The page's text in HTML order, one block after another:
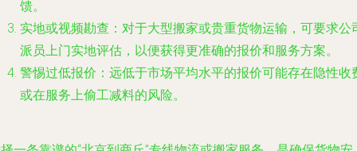
馈。
实地或视频勘查 ：对于大型搬家或贵重货物运输，可要求公
派员上门实地评估，以便获得更准确的报价和服务方案。
警惕过低报价 ：远低于市场平均水平的报价可能存在隐性收
或在服务上偷工减料的风险。